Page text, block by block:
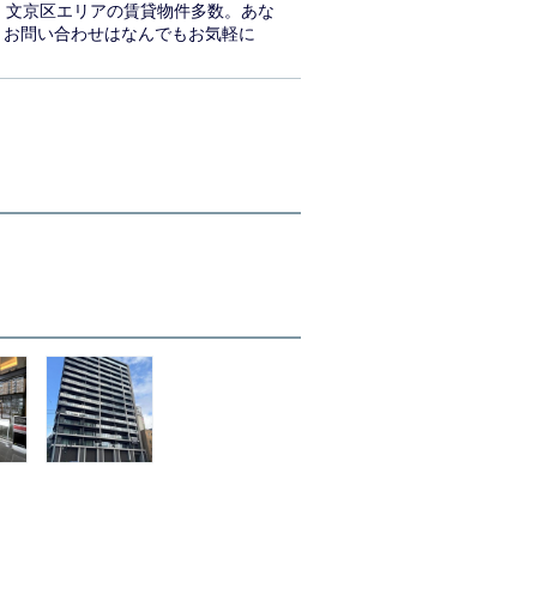
京区エリアの賃貸物件多数。あな
問い合わせはなんでもお気軽に